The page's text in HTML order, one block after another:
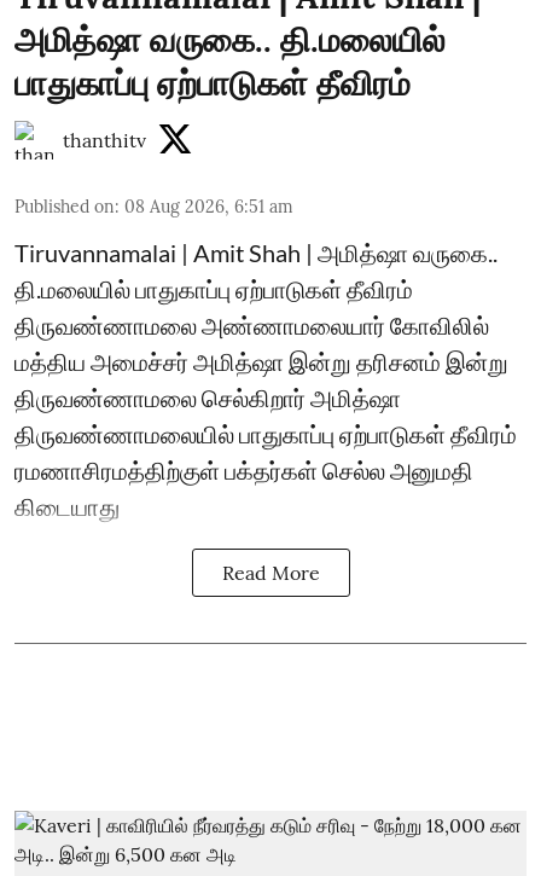
அமித்ஷா வருகை.. தி.மலையில்
பாதுகாப்பு ஏற்பாடுகள் தீவிரம்
thanthitv
Published on: 08 Aug 2026, 6:51 am
Tiruvannamalai | Amit Shah | அமித்ஷா வருகை..
தி.மலையில் பாதுகாப்பு ஏற்பாடுகள் தீவிரம்
திருவண்ணாமலை அண்ணாமலையார் கோவிலில்
மத்திய அமைச்சர் அமித்ஷா இன்று தரிசனம் இன்று
திருவண்ணாமலை செல்கிறார் அமித்ஷா
திருவண்ணாமலையில் பாதுகாப்பு ஏற்பாடுகள் தீவிரம்
ரமணாசிரமத்திற்குள் பக்தர்கள் செல்ல அனுமதி
கிடையாது
Read More